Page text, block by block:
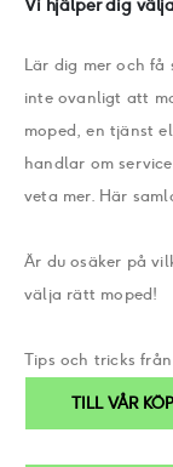
Vi hjälper dig
Lär dig mer och
inte ovanligt att
moped, en tjänst
handlar om
veta mer. Här
Är du osäker på
välja rätt moped!
Tips och tricks
TILL VÅR